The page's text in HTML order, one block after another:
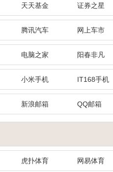
天天基金 证券之星
腾讯汽车 网上车市
电脑之家 阳春非凡
小米手机 IT168手机
新浪邮箱 QQ邮箱
虎扑体育 网易体育